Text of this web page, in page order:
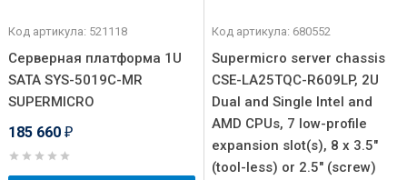
Код артикула: 521118
Серверная платформа 1U
SATA SYS-5019C-MR
SUPERMICRO
185 660 ₽
Код артикула: 680552
Supermicro server chassis
CSE-LA25TQC-R609LP, 2U
Dual and Single Intel and
AMD CPUs, 7 low-profile
expansion slot(s), 8 x 3.5"
(tool-less) or 2.5" (screw)